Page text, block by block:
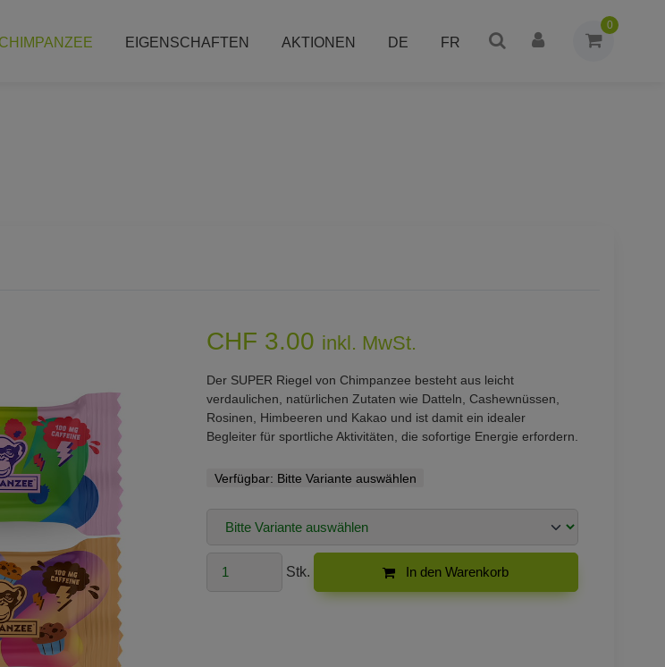
0
CHIMPANZEE EIGENSCHAFTEN AKTIONEN DE FR
CHF 3.00 inkl. MwSt.
Der SUPER Riegel von Chimpanzee besteht aus leicht
verdaulichen, natürlichen Zutaten wie Datteln, Cashewnüssen,
Rosinen, Himbeeren und Kakao und ist damit ein idealer
Begleiter für sportliche Aktivitäten, die sofortige Energie erfordern.
Verfügbar: Bitte Variante auswählen
Stk. In den Warenkorb